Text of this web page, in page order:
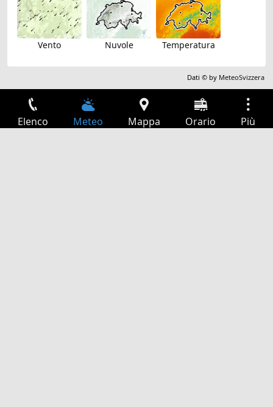
Vento Nuvole Temperatura
Dati © by MeteoSvizzera
Elenco Meteo Mappa Orario Più